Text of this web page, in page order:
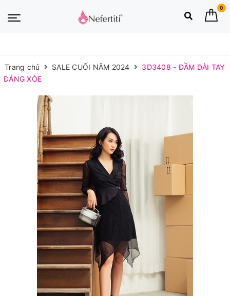
0
Trang chủ SALE CUỐI NĂM 2024
3D3408 - ĐẦM DÀI TAY
DÁNG XÒE